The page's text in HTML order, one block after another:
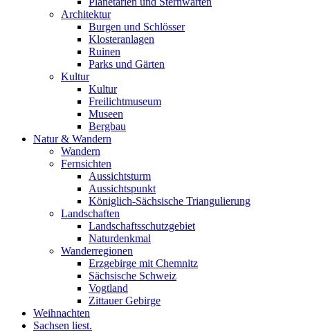
Architektur
Burgen und Schlösser
Klosteranlagen
Ruinen
Parks und Gärten
Kultur
Kultur
Freilichtmuseum
Museen
Bergbau
Natur & Wandern
Wandern
Fernsichten
Aussichtsturm
Aussichtspunkt
Königlich-Sächsische Triangulierung
Landschaften
Landschaftsschutzgebiet
Naturdenkmal
Wanderregionen
Erzgebirge mit Chemnitz
Sächsische Schweiz
Vogtland
Zittauer Gebirge
Weihnachten
Sachsen liest.